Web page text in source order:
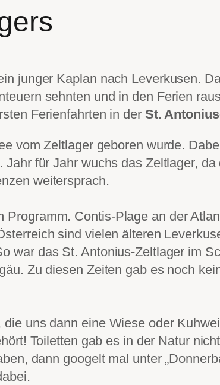
junger Kaplan nach Leverkusen.
sehnten und in den Ferien
Ferienfahrten in der St.
vom Zeltlager geboren wurde.
für Jahr wuchs das Zeltlager,
weitersprach.
Contis-Plage an der
sind vielen älteren
war das St. Antonius-Zeltlager im
Zu diesen Zeiten gab es noch
uns dann eine Wiese oder
Toiletten gab es in der Natur
dann googelt mal unter